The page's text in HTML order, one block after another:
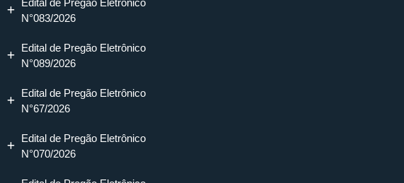
N°083/2026
Edital de Pregão Eletrônico
N°089/2026
Edital de Pregão Eletrônico
N°67/2026
Edital de Pregão Eletrônico
N°070/2026